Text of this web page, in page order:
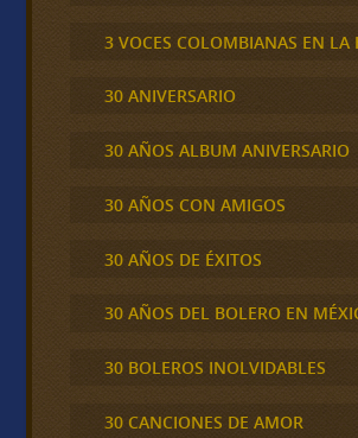
3 VOCES COLOMBIANAS EN LA
30 ANIVERSARIO
30 AÑOS ALBUM ANIVERSARIO
30 AÑOS CON AMIGOS
30 AÑOS DE ÉXITOS
30 AÑOS DEL BOLERO EN
30 BOLEROS INOLVIDABLES
30 CANCIONES DE AMOR